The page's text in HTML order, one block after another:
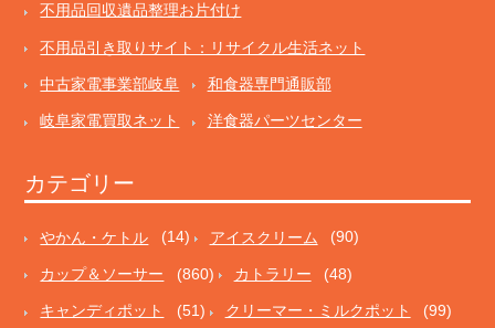
不用品回収遺品整理お片付け
不用品引き取りサイト：リサイクル生活ネット
中古家電事業部岐阜 和食器専門通販部
岐阜家電買取ネット 洋食器パーツセンター
カテゴリー
やかん・ケトル (14) アイスクリーム (90)
カップ＆ソーサー (860) カトラリー (48)
キャンディポット (51) クリーマー・ミルクポット (99)